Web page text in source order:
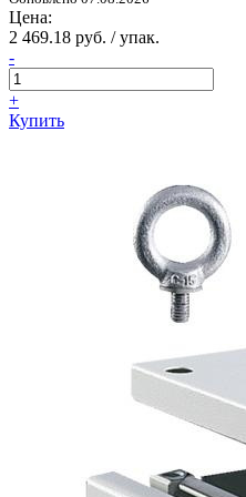
Цена:
2 469.18 руб. / упак.
-
+
Купить